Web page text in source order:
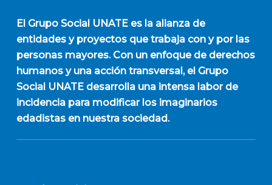
El Grupo Social UNATEes la alianza de
entidades y proyectos que trabaja con y por las
personas mayores. Con un enfoque de derechos
humanos y una acción transversal, el Grupo
Social UNATE desarrolla una intensa labor de
incidencia para modificar los imaginarios
edadistas en nuestra sociedad.